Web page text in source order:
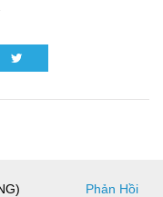
Phản Hồi